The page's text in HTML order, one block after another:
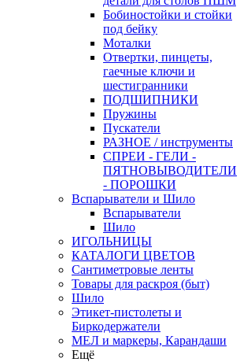
Бобиностойки и стойки
под бейку
Моталки
Отвертки, пинцеты,
гаечные ключи и
шестигранники
ПОДШИПНИКИ
Пружины
Пускатели
РАЗНОЕ / инструменты
СПРЕИ - ГЕЛИ -
ПЯТНОВЫВОДИТЕЛИ
- ПОРОШКИ
Вспарыватели и Шило
Вспарыватели
Шило
ИГОЛЬНИЦЫ
КАТАЛОГИ ЦВЕТОВ
Сантиметровые ленты
Товары для раскроя (быт)
Шило
Этикет-пистолеты и
Биркодержатели
МЕЛ и маркеры, Карандаши
Ещё